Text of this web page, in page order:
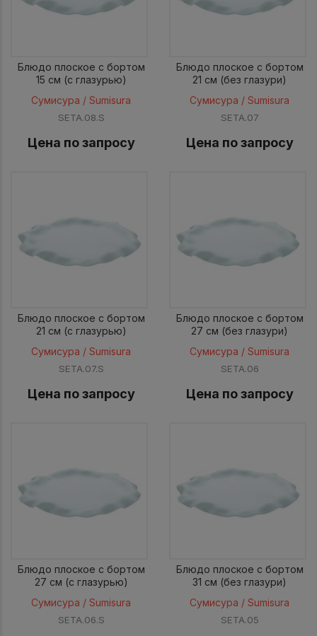
Блюдо плоское с бортом
15 см (с глазурью)
Сумисура / Sumisura
SETA.08.S
Цена по запросу
Блюдо плоское с бортом
21 см (без глазури)
Сумисура / Sumisura
SETA.07
Цена по запросу
Блюдо плоское с бортом
21 см (с глазурью)
Сумисура / Sumisura
SETA.07.S
Цена по запросу
Блюдо плоское с бортом
27 см (без глазури)
Сумисура / Sumisura
SETA.06
Цена по запросу
Блюдо плоское с бортом
27 см (с глазурью)
Сумисура / Sumisura
SETA.06.S
Блюдо плоское с бортом
31 см (без глазури)
Сумисура / Sumisura
SETA.05